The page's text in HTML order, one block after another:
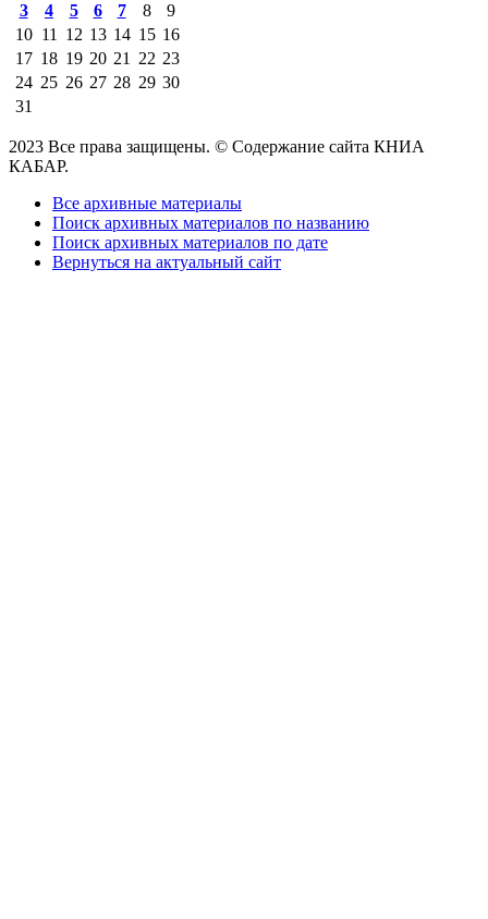
3
4 5 6 7 8
9
10 11 12 13 14 15 16
17 18 19 20 21 22 23
24 25 26 27 28 29 30
31
2023 Все права защищены. © Содержание сайта КНИА
КАБАР.
Все архивные материалы
Поиск архивных материалов по названию
Поиск архивных материалов по дате
Вернуться на актуальный сайт